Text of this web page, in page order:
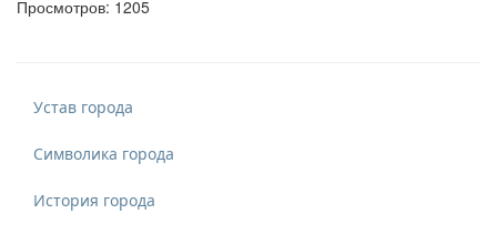
Просмотров: 1205
Устав города
Символика города
История города